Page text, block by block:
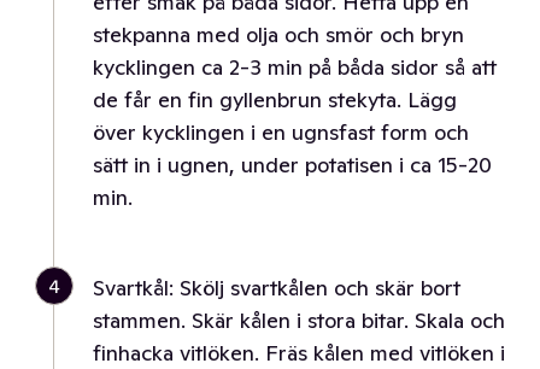
stekpanna med olja och smör och bryn
kycklingen ca 2-3 min på båda sidor så att
de får en fin gyllenbrun stekyta. Lägg
över kycklingen i en ugnsfast form och
sätt in i ugnen, under potatisen i ca 15-20
min.
4
Svartkål: Skölj svartkålen och skär bort
stammen. Skär kålen i stora bitar. Skala och
finhacka vitlöken. Fräs kålen med vitlöken i